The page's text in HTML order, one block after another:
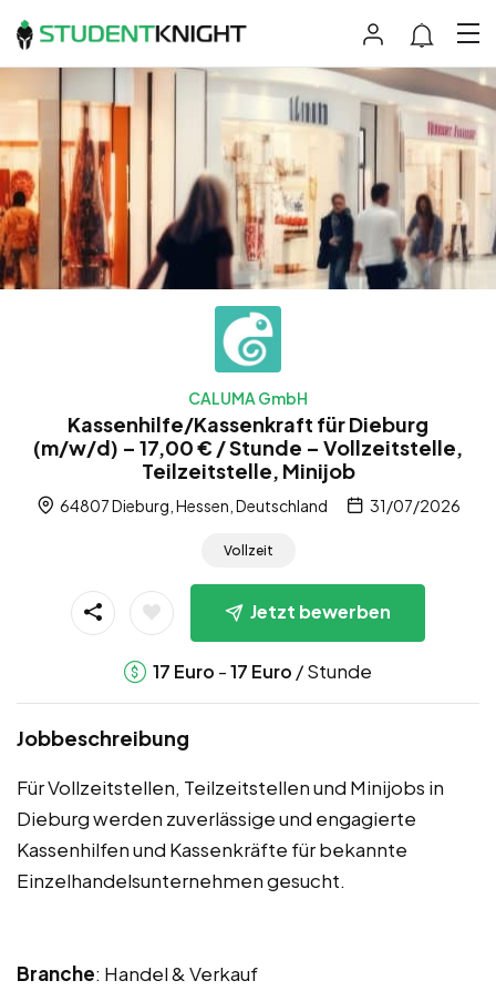
CALUMA GmbH
Kassenhilfe/Kassenkraft für Dieburg
(m/w/d) – 17,00 € / Stunde – Vollzeitstelle,
Teilzeitstelle, Minijob
64807 Dieburg, Hessen, Deutschland 31/07/2026
Vollzeit
Jetzt bewerben
17 Euro -17 Euro / Stunde
Jobbeschreibung
Für Vollzeitstellen, Teilzeitstellen und Minijobs in
Dieburg werden zuverlässige und engagierte
Kassenhilfen und Kassenkräfte für bekannte
Einzelhandelsunternehmen gesucht.
Branche: Handel & Verkauf